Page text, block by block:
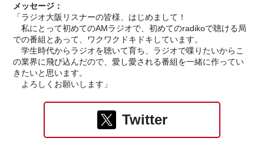
メッセージ：
「ラジオ大阪リスナーの皆様、はじめまして！
私にとって初めてのAMラジオで、初めてのradikoで聴ける局
での番組とあって、ワクワクドキドキしています。
学生時代からラジオを聴いて育ち、ラジオで喋りたいからこ
の業界に飛び込んだので、愛し愛される番組を一緒に作ってい
きたいと思います。
よろしくお願いします」
Twitter